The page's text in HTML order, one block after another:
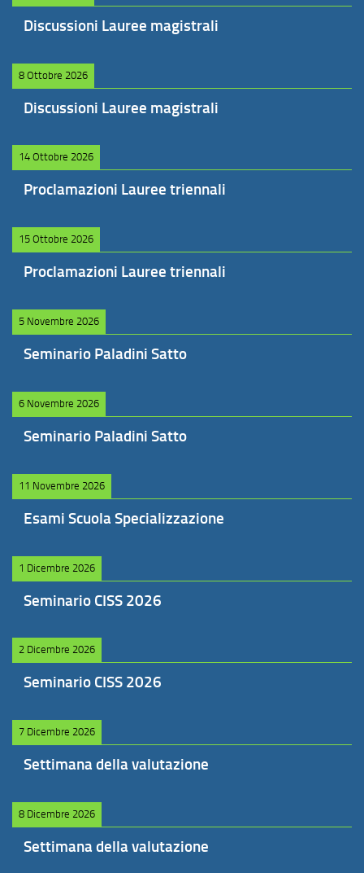
Discussioni Lauree magistrali
8 Ottobre 2026
Discussioni Lauree magistrali
14 Ottobre 2026
Proclamazioni Lauree triennali
15 Ottobre 2026
Proclamazioni Lauree triennali
5 Novembre 2026
Seminario Paladini Satto
6 Novembre 2026
Seminario Paladini Satto
11 Novembre 2026
Esami Scuola Specializzazione
1 Dicembre 2026
Seminario CISS 2026
2 Dicembre 2026
Seminario CISS 2026
7 Dicembre 2026
Settimana della valutazione
8 Dicembre 2026
Settimana della valutazione